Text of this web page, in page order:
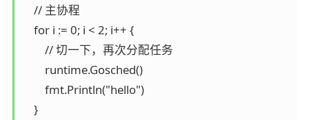
    // 主协程
    for i := 0; i < 2; i++ {
        // 切一下，再次分配任务
        runtime.Gosched()
        fmt.Println("hello")
    }